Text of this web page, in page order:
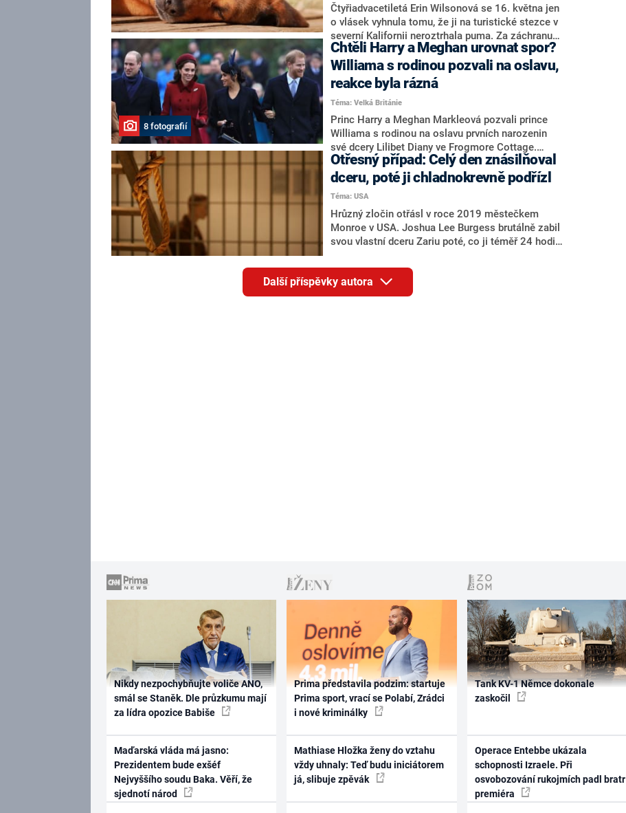
Čtyřiadvacetiletá Erin Wilsonová se 16. května jen
o vlásek vyhnula tomu, že ji na turistické stezce v
severní Kalifornii neroztrhala puma. Za záchranu
života vděčí své fence Evě, která ji bránila a na
divokou šelmu zaútočila. Belgický ovčák utrpěl
vážná zranění lebky. Její majitelka na svém
Instagramu oznámila, že fenka následkům zranění
podlehla.
8 fotografií
Chtěli Harry a Meghan urovnat spor?
Williama s rodinou pozvali na oslavu,
reakce byla rázná
Téma: Velká Británie
Princ Harry a Meghan Markleová pozvali prince
Williama s rodinou na oslavu prvních narozenin
své dcery Lilibet Diany ve Frogmore Cottage.
Rodina se ale nezúčastnila. Cambridgeovi dali
přednost královským povinnostem, kterých se
Harry s Meghan dobrovolně vzdali před dvěma
lety. Osmiletý George následoval tradici a poprvé
oficiálně navštívil Wales, a to ve stejném věku
jako jeho otec.
Otřesný případ: Celý den znásilňoval
dceru, poté ji chladnokrevně podřízl
Téma: USA
Hrůzný zločin otřásl v roce 2019 městečkem
Monroe v USA. Joshua Lee Burgess brutálně zabil
svou vlastní dceru Zariu poté, co ji téměř 24 hodin
děsivému skutku se přiznal. Nyní ho americká
justice odsoudila k trestu smrti.
Další příspěvky autora
Nikdy nezpochybňujte voliče ANO,
smál se Staněk. Dle průzkumu mají
za lídra opozice Babiše
Maďarská vláda má jasno:
Prezidentem bude exšéf
Nejvyššího soudu Baka. Věří, že
sjednotí národ
Prima představila podzim: startuje
Prima sport, vrací se Polabí, Zrádci
i nové kriminálky
Mathiase Hložka ženy do vztahu
vždy uhnaly: Teď budu iniciátorem
já, slibuje zpěvák
Tank KV-1 Němce dokonale
zaskočil
Operace Entebbe ukázala
schopnosti Izraele. Při
osvobozování rukojmích padl bratr
premiéra